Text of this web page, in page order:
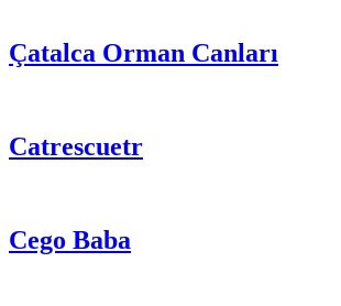
Çatalca Orman Canları
Catrescuetr
Cego Baba